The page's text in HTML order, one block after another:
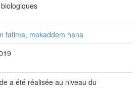
fatima, mokaddem hana
a été réalisée au niveau du